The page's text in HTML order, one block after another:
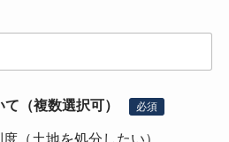
（複数選択可） 必須
（土地を処分したい）